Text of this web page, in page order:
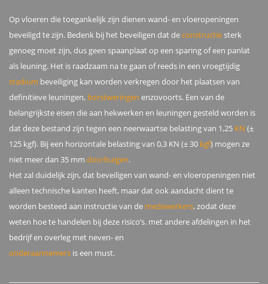
Op vloeren die toegankelijk zijn dienen wand- en vloeropeningen
beveiligd te zijn. Bedenk bij het beveiligen dat deconstructiesterk
genoeg moet zijn, dus geen spaanplaat op een sparing of een panlat
als leuning. Het is raadzaam na te gaan of reeds in een vroegtijdig
stadium beveiliging kan worden verkregen door het plaatsen van
definitieve leuningen, borstweringen enzovoorts. Een van de
belangrijkste eisen die aan hekwerken en leuningen gesteld worden is
dat deze bestand zijn tegen een neerwaartse belasting van 1,25 KN (±
125 kgf). Bij een horizontale belasting van 0,3 KN (± 30 kgf) mogen ze
niet meer dan 35 mm doorbuigen.
Het zal duidelijk zijn, dat beveiligen van wand- en vloeropeningen niet
alleen technische kanten heeft, maar dat ook aandacht dient te
worden besteed aan instructie van de medewerkers, zodat deze
weten hoe te handelen bij deze risico’s. met andere afdelingen in het
bedrijf en overleg met neven- en
onderaannemers is een must.